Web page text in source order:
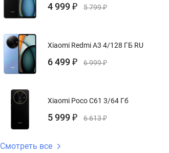
4 999 ₽ 5 799₽
Xiaomi Redmi A3 4/128 ГБ RU
6 499 ₽ 6 999₽
Xiaomi Poco C61 3/64 Гб
5 999 ₽ 6 613₽
Смотреть все